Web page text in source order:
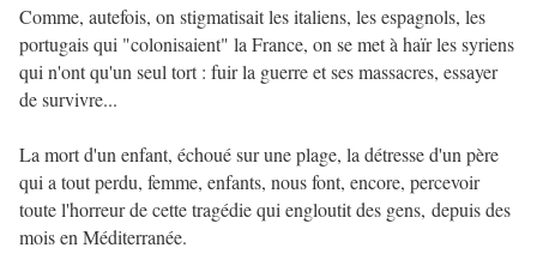
Comme, autefois, on stigmatisait les italiens, les espagnols, les
portugais qui "colonisaient" la France, on se met à haïr les syriens
qui n'ont qu'un seul tort : fuir la guerre et ses massacres, essayer
de survivre...
La mort d'un enfant, échoué sur une plage, la détresse d'un père
qui a tout perdu, femme, enfants, nous font, encore, percevoir
toute l'horreur de cette tragédie qui engloutit des gens, depuis des
mois en Méditerranée.